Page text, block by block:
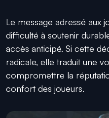
Le message adressé aux
difficulté à soutenir
accès anticipé. Si cette
radicale, elle traduit une
compromettre la
confort des joueurs.